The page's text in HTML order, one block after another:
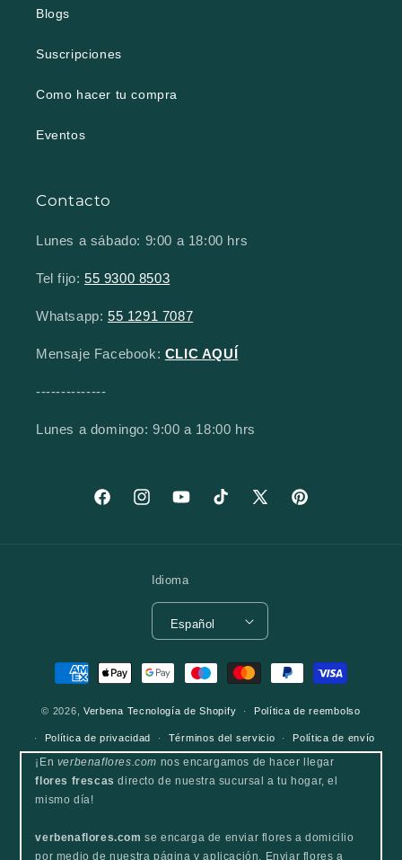
Blogs
Suscripciones
Como hacer tu compra
Eventos
Contacto
Lunes a sábado: 9:00 a 18:00 hrs
Tel fijo: 55 9300 8503
Whatsapp: 55 1291 7087
Mensaje Facebook: CLIC AQUÍ
--------------
Lunes a domingo: 9:00 a 18:00 hrs
FacebookInstagramYouTubeTikTok X (Twitter)Pinterest
Idioma
Español
Formas de pago
© 2026, Verbena Tecnología de Shopify Política de reembolso
Política de privacidad Términos del servicio Política de envío
¡En verbenaflores.com nos encargamos de hacer llegar
flores frescas directo de nuestra sucursal a tu hogar, el
mismo día!
verbenaflores.com se encarga de enviar flores a domicilio
por medio de nuestra página y aplicación, Enviar flores a